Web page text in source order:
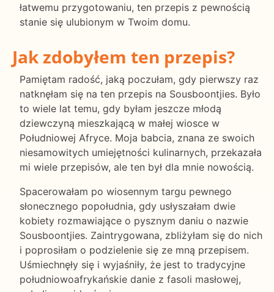
łatwemu przygotowaniu, ten przepis z pewnością
stanie się ulubionym w Twoim domu.
Jak zdobyłem ten przepis?
Pamiętam radość, jaką poczułam, gdy pierwszy raz
natknęłam się na ten przepis na Sousboontjies. Było
to wiele lat temu, gdy byłam jeszcze młodą
dziewczyną mieszkającą w małej wiosce w
Południowej Afryce. Moja babcia, znana ze swoich
niesamowitych umiejętności kulinarnych, przekazała
mi wiele przepisów, ale ten był dla mnie nowością.
Spacerowałam po wiosennym targu pewnego
słonecznego popołudnia, gdy usłyszałam dwie
kobiety rozmawiające o pysznym daniu o nazwie
Sousboontjies. Zaintrygowana, zbliżyłam się do nich
i poprosiłam o podzielenie się ze mną przepisem.
Uśmiechnęły się i wyjaśniły, że jest to tradycyjne
południowoafrykańskie danie z fasoli masłowej,